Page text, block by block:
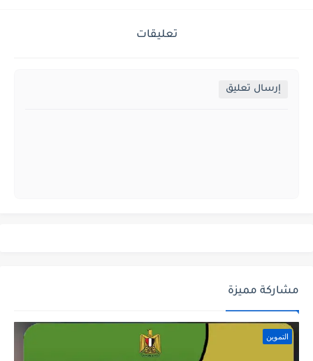
تعليقات
إرسال تعليق
مشاركة مميزة
التموين